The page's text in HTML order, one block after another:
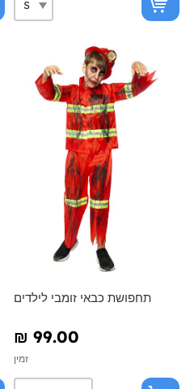
תחפושת כבאי זומבי לילדים
₪‎ 99.00
זמין